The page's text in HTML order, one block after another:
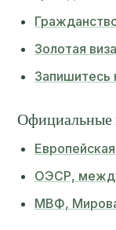
Золотая
Запишитесь
Официальные
ОЭСР,
МВФ,